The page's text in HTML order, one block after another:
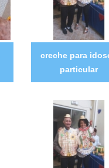
creche para
particular